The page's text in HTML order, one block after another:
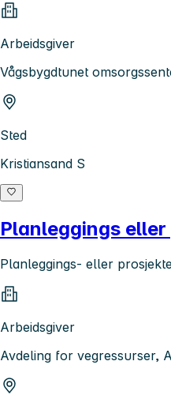
Arbeidsgiver
Vågsbygdtunet
Sted
Kristiansand S
Planleggings
Planleggings- eller
Arbeidsgiver
Avdeling for vegressurser,